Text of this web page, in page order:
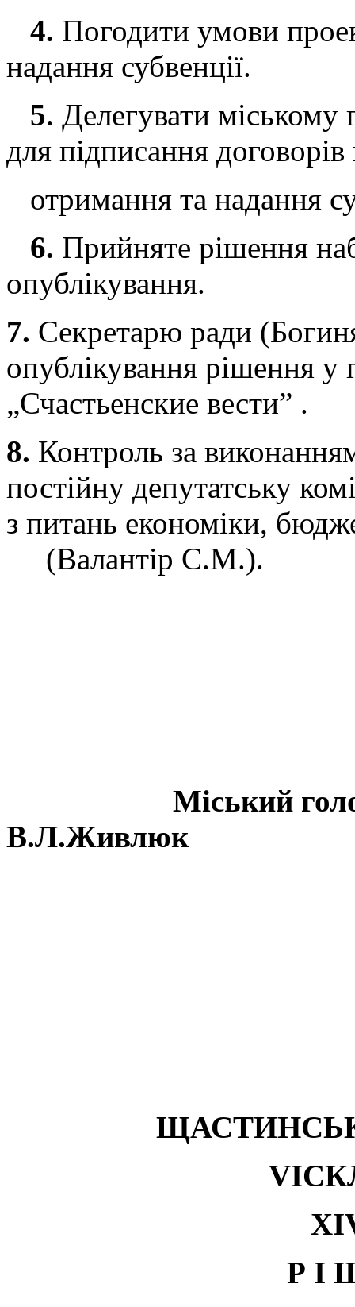
4. Погодити умови
надання субвенції.
5. Делегувати міському
для підписання
отримання та надання
6. Прийняте рішення
опублікування.
7. Секретарю ради
опублікування рішення у
„Счастьенские вести” .
8. Контроль за
постійну депутатську
з питань економіки,
(Валантір С.М.).
В.Л.Живлюк
VI
Р І